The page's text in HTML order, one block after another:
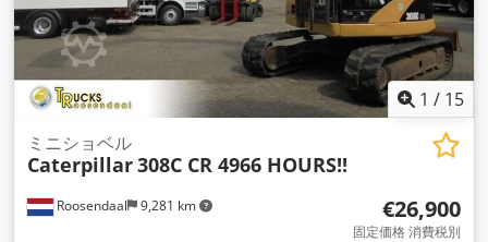
1 / 15
Roosendaal 9,281 km
ミニショベル
Caterpillar308C CR 4966 HOURS!!
€26,900
固定価格 消費税別